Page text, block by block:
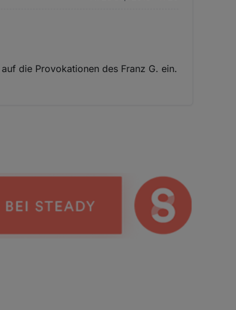
die Provokationen des Franz G. ein.